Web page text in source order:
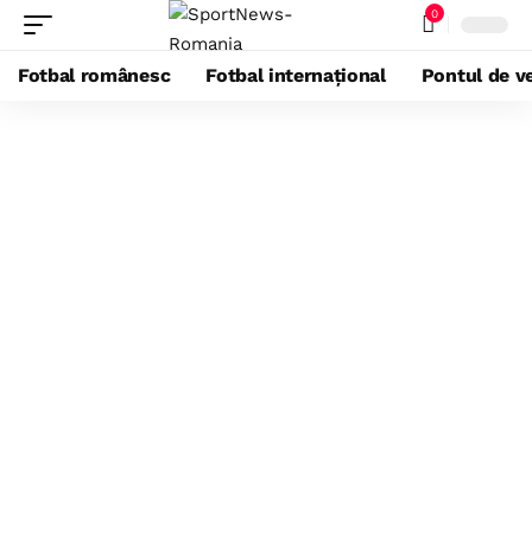
0
Fotbal românesc Fotbal internațional Pontul de